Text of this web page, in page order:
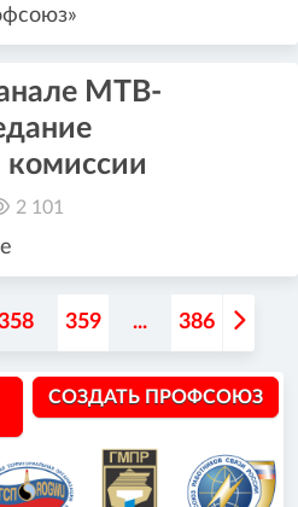
МТВ-
комиссии
2 101
359 ... 386
СОЗДАТЬ ПРОФСОЮЗ